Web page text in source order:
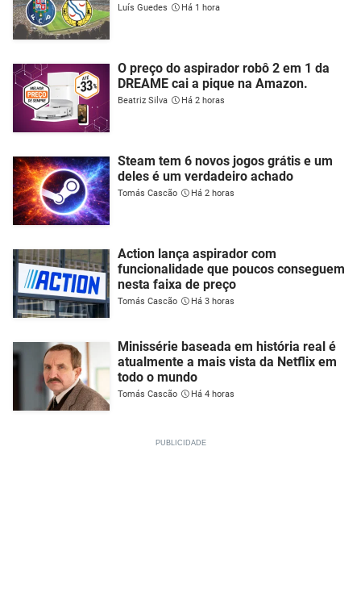
Luís Guedes Há 1 hora
O preço do aspirador robô 2 em 1 da
DREAME cai a pique na Amazon.
Beatriz Silva Há 2 horas
Steam tem 6 novos jogos grátis e um
deles é um verdadeiro achado
Tomás Cascão Há 2 horas
Action lança aspirador com
funcionalidade que poucos conseguem
nesta faixa de preço
Tomás Cascão Há 3 horas
Minissérie baseada em história real é
atualmente a mais vista da Netflix em
todo o mundo
Tomás Cascão Há 4 horas